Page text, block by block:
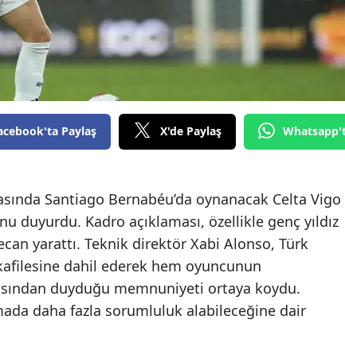
Denizli
Elazığ
Erzurum
Eskişehir
Gaziantep
Giresun
Paylaş X'de Paylaş
Santiago Bernabéu’da oynanacak Celta Vigo
duyurdu. Kadro açıklaması, özellikle genç yıldız
yarattı. Teknik direktör Xabi Alonso, Türk
dahil ederek hem oyuncunun
duyduğu memnuniyeti ortaya koydu.
daha fazla sorumluluk alabileceğine dair